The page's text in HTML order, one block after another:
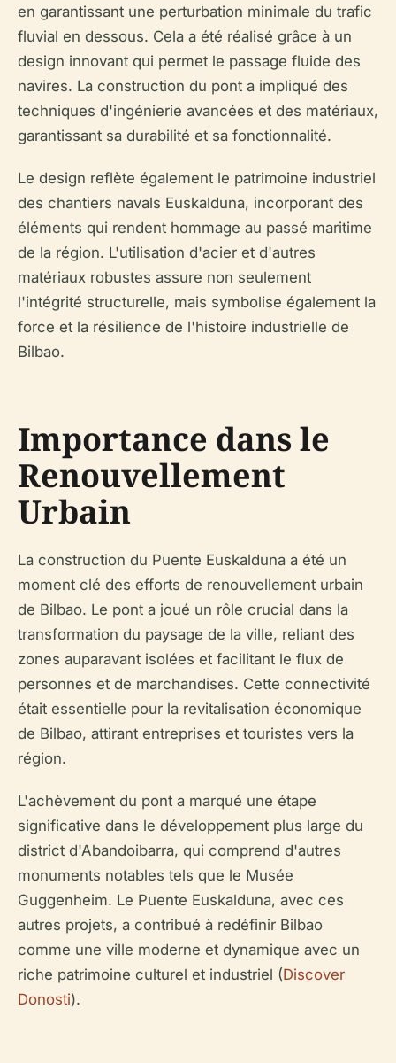
en garantissant une perturbation minimale du trafic
fluvial en dessous. Cela a été réalisé grâce à un
design innovant qui permet le passage fluide des
navires. La construction du pont a impliqué des
techniques d'ingénierie avancées et des matériaux,
garantissant sa durabilité et sa fonctionnalité.
Le design reflète également le patrimoine industriel
des chantiers navals Euskalduna, incorporant des
éléments qui rendent hommage au passé maritime
de la région. L'utilisation d'acier et d'autres
matériaux robustes assure non seulement
l'intégrité structurelle, mais symbolise également la
force et la résilience de l'histoire industrielle de
Bilbao.
Importance dans le
Renouvellement
Urbain
La construction du Puente Euskalduna a été un
moment clé des efforts de renouvellement urbain
de Bilbao. Le pont a joué un rôle crucial dans la
transformation du paysage de la ville, reliant des
zones auparavant isolées et facilitant le flux de
personnes et de marchandises. Cette connectivité
était essentielle pour la revitalisation économique
de Bilbao, attirant entreprises et touristes vers la
région.
L'achèvement du pont a marqué une étape
significative dans le développement plus large du
district d'Abandoibarra, qui comprend d'autres
monuments notables tels que le Musée
Guggenheim. Le Puente Euskalduna, avec ces
autres projets, a contribué à redéfinir Bilbao
comme une ville moderne et dynamique avec un
riche patrimoine culturel et industriel (Discover
Donosti).